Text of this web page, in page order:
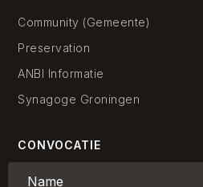
Community (Gemeente)
Preservation
ANBI Informatie
Synagoge Groningen
CONVOCATIE